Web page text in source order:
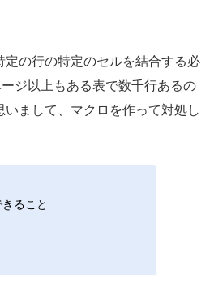
定の行の特定のセルを結合する必
ジ以上もある表で数千行あるの
まして、マクロを作って対処し
ること